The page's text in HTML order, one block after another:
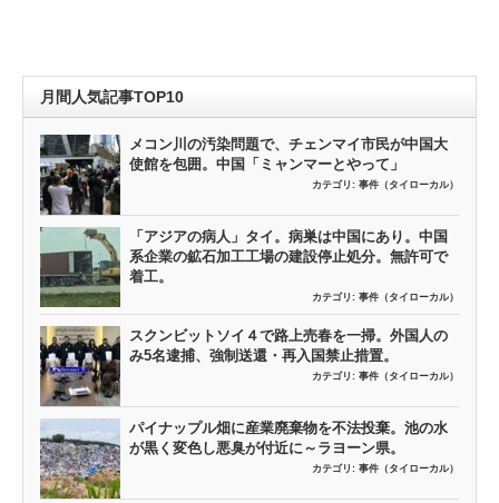
月間人気記事TOP10
メコン川の汚染問題で、チェンマイ市民が中国大
使館を包囲。中国「ミャンマーとやって」
カテゴリ: 事件（タイローカル）
「アジアの病人」タイ。病巣は中国にあり。中国
系企業の鉱石加工工場の建設停止処分。無許可で
着工。
カテゴリ: 事件（タイローカル）
スクンビットソイ４で路上売春を一掃。外国人の
み5名逮捕、強制送還・再入国禁止措置。
カテゴリ: 事件（タイローカル）
パイナップル畑に産業廃棄物を不法投棄。池の水
が黒く変色し悪臭が付近に～ラヨーン県。
カテゴリ: 事件（タイローカル）